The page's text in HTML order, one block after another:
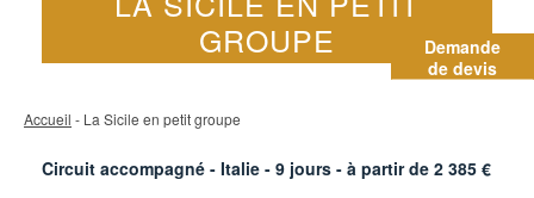
Demande
de devis
GROUPE
Accueil - La Sicile en petit groupe
Circuit accompagné - Italie - 9 jours - à partir de 2 385 €